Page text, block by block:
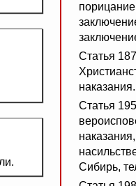
Статья
наказания.
Статья
Сибирь,